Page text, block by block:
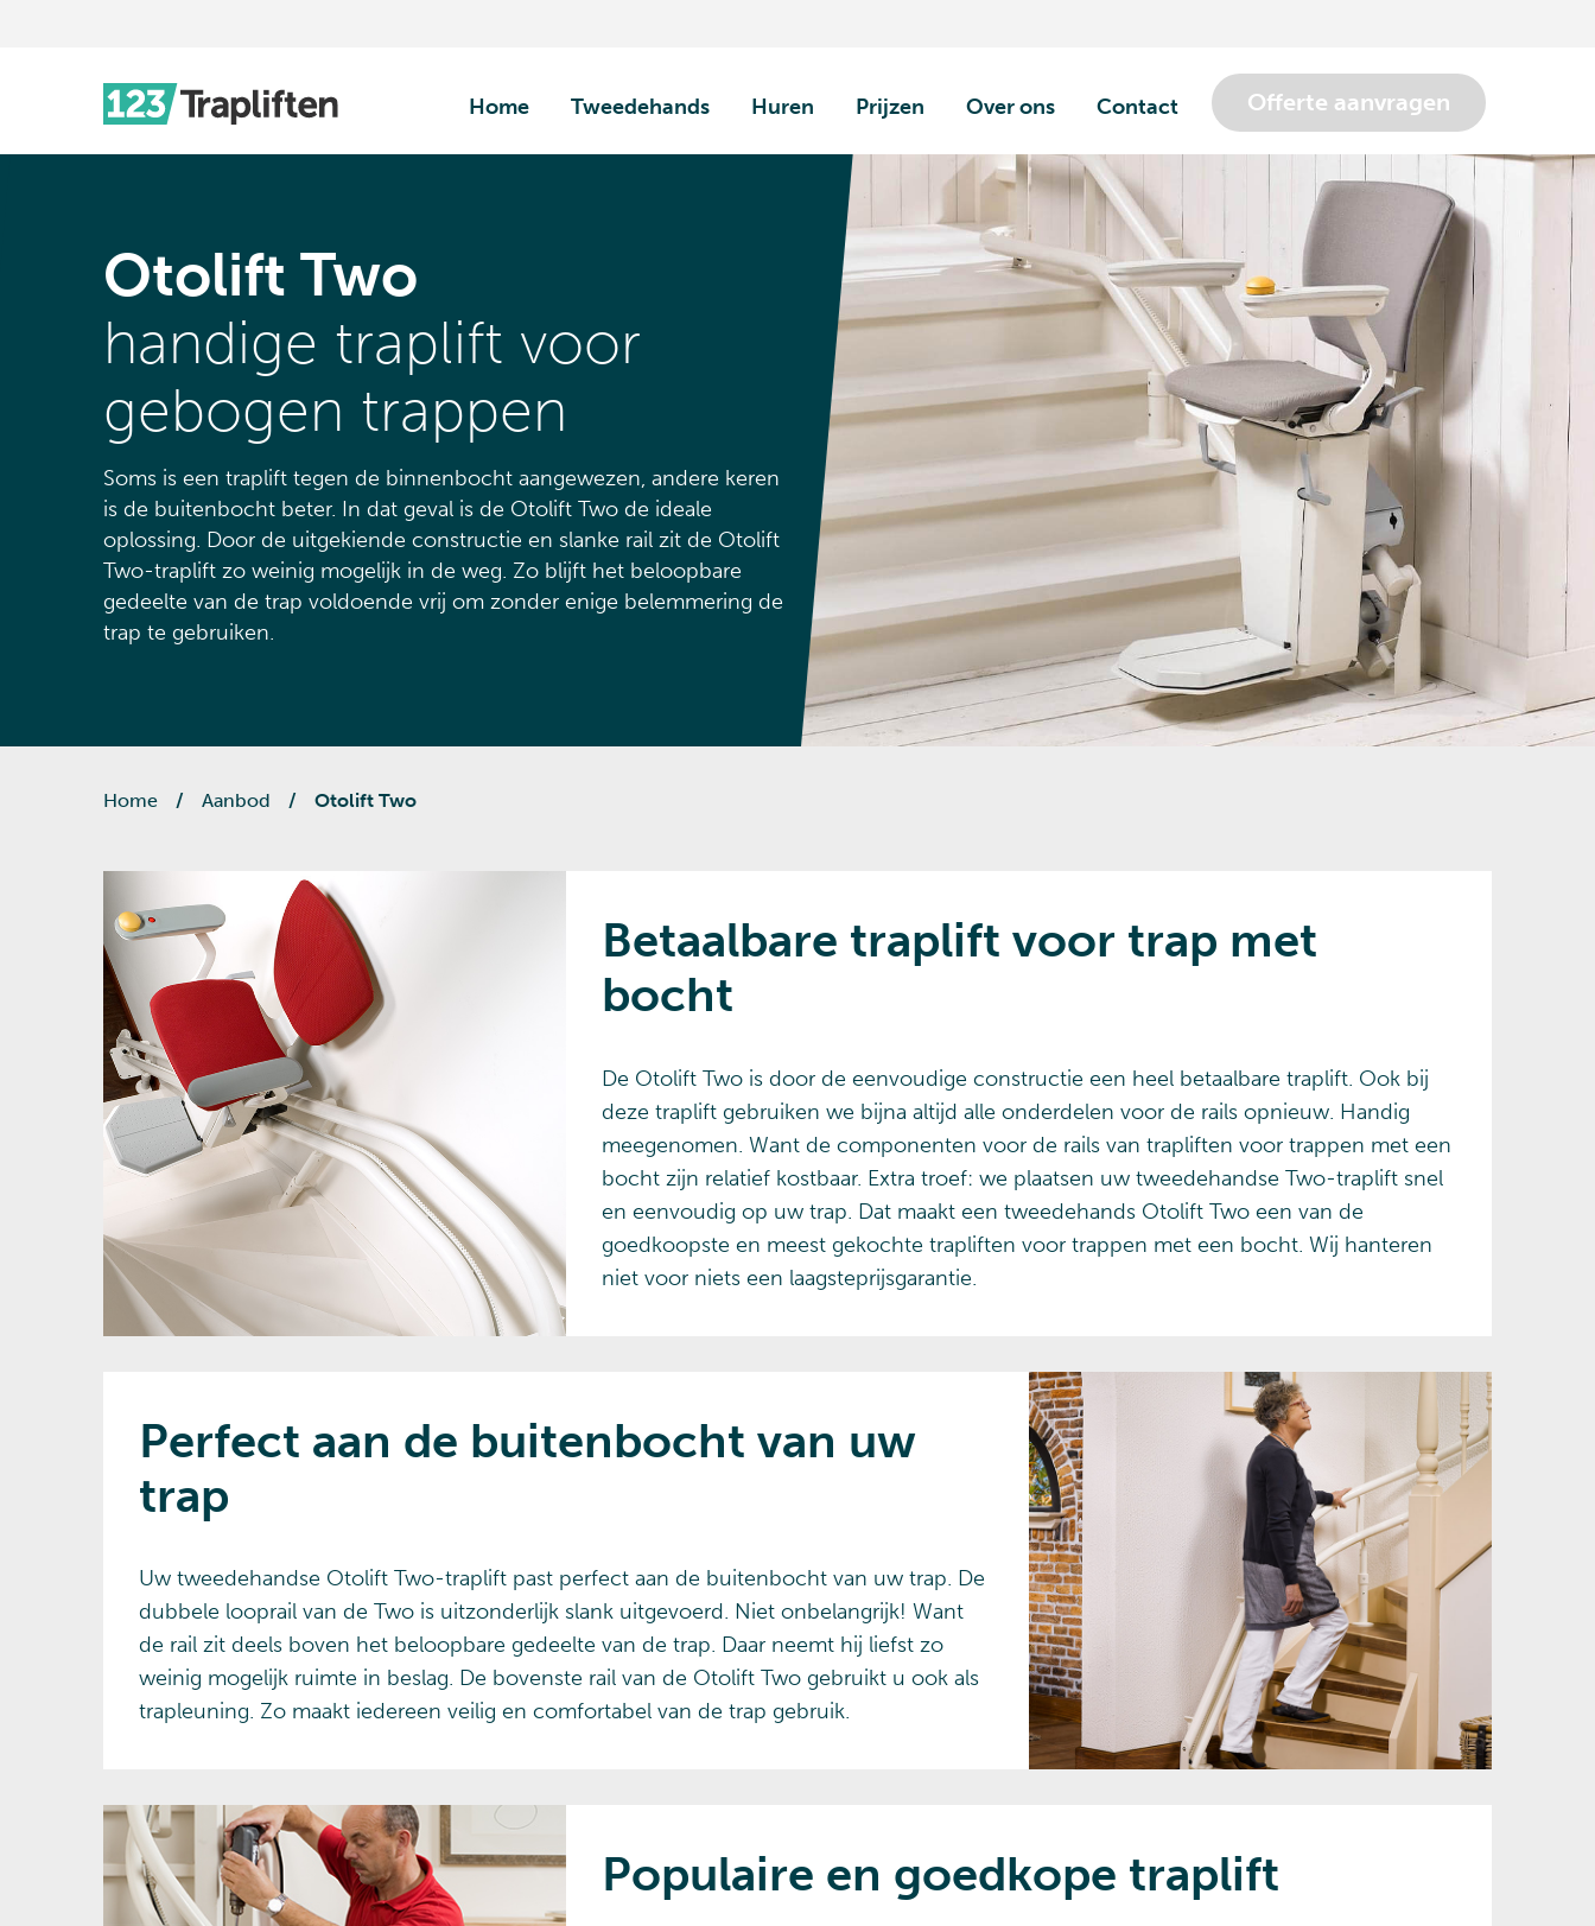
Home Tweedehands Huren Prijzen Over ons Contact Offerte aanvragen
Otolift Two
handige traplift voor
gebogen trappen
Soms is een traplift tegen de binnenbocht aangewezen, andere keren
is de buitenbocht beter. In dat geval is de Otolift Two de ideale
oplossing. Door de uitgekiende constructie en slanke rail zit de Otolift
Two-traplift zo weinig mogelijk in de weg. Zo blijft het beloopbare
gedeelte van de trap voldoende vrij om zonder enige belemmering de
trap te gebruiken.
Home / Aanbod / Otolift Two
Betaalbare traplift voor trap met
bocht
De Otolift Two is door de eenvoudige constructie een heel betaalbare traplift. Ook bij
deze traplift gebruiken we bijna altijd alle onderdelen voor de rails opnieuw. Handig
meegenomen. Want de componenten voor de rails van trapliften voor trappen met een
bocht zijn relatief kostbaar. Extra troef: we plaatsen uw tweedehandse Two-traplift snel
en eenvoudig op uw trap. Dat maakt een tweedehands Otolift Two een van de
goedkoopste en meest gekochte trapliften voor trappen met een bocht. Wij hanteren
niet voor niets een laagsteprijsgarantie.
Perfect aan de buitenbocht van uw
trap
Uw tweedehandse Otolift Two-traplift past perfect aan de buitenbocht van uw trap. De
dubbele looprail van de Two is uitzonderlijk slank uitgevoerd. Niet onbelangrijk! Want
de rail zit deels boven het beloopbare gedeelte van de trap. Daar neemt hij liefst zo
weinig mogelijk ruimte in beslag. De bovenste rail van de Otolift Two gebruikt u ook als
trapleuning. Zo maakt iedereen veilig en comfortabel van de trap gebruik.
Populaire en goedkope traplift